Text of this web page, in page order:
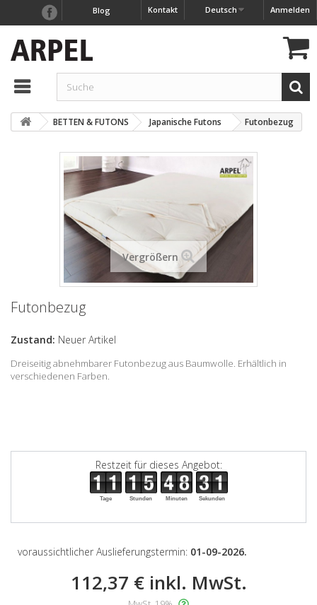
Anmelden
Deutsch
Kontakt
Blog
BETTEN & FUTONS Japanische Futons Futonbezug
Vergrößern
Futonbezug
Zustand: Neuer Artikel
Dreiseitig abnehmbarer Futonbezug aus Baumwolle. Erhältlich in
verschiedenen Farben.
Restzeit für dieses Angebot:
Tage Stunden Minuten Sekunden
voraussichtlicher Auslieferungstermin: 01-09-2026.
112,37 €inkl. MwSt.